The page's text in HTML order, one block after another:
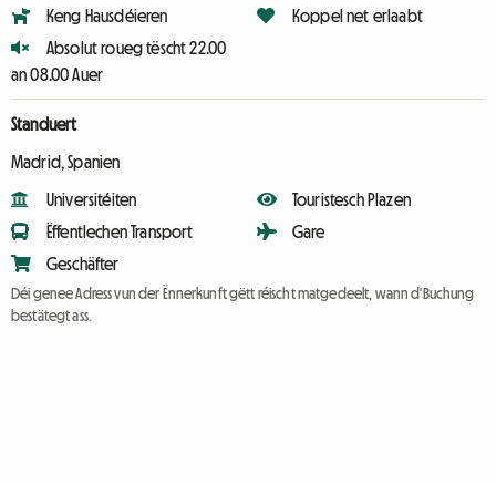
Keng Hausdéieren
Absolut roueg tëscht 22.00
an 08.00 Auer
Koppel net erlaabt
Standuert
Madrid, Spanien
Universitéiten
Ëffentlechen Transport
Geschäfter
Touristesch Plazen
Gare
Déi genee Adress vun der Ënnerkunft gëtt réischt matgedeelt, wann d'Buchung
bestätegt ass.